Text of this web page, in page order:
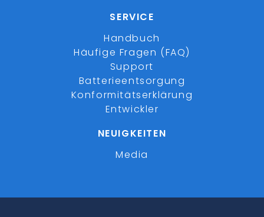
SERVICE
Handbuch
Häufige Fragen (FAQ)
Support
Batterieentsorgung
Konformitätserklärung
Entwickler
NEUIGKEITEN
Media